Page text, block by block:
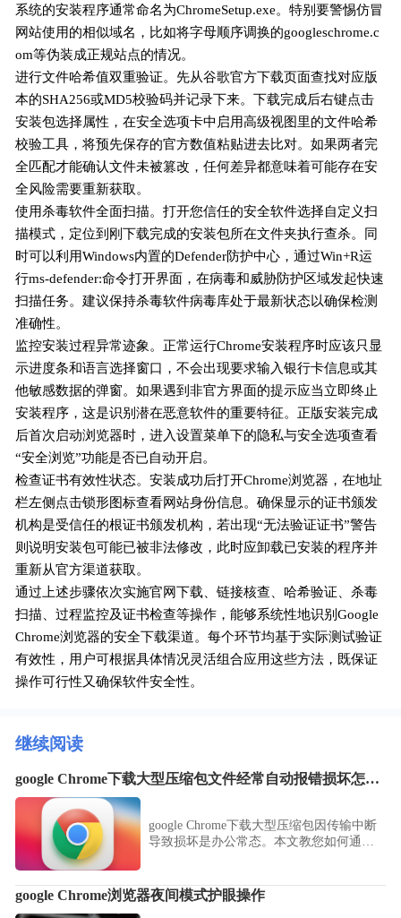
系统的安装程序通常命名为ChromeSetup.exe。特别要警惕仿冒
网站使用的相似域名，比如将字母顺序调换的googleschrome.c
om等伪装成正规站点的情况。
进行文件哈希值双重验证。先从谷歌官方下载页面查找对应版
本的SHA256或MD5校验码并记录下来。下载完成后右键点击
安装包选择属性，在安全选项卡中启用高级视图里的文件哈希
校验工具，将预先保存的官方数值粘贴进去比对。如果两者完
全匹配才能确认文件未被篡改，任何差异都意味着可能存在安
全风险需要重新获取。
使用杀毒软件全面扫描。打开您信任的安全软件选择自定义扫
描模式，定位到刚下载完成的安装包所在文件夹执行查杀。同
时可以利用Windows内置的Defender防护中心，通过Win+R运
行ms-defender:命令打开界面，在病毒和威胁防护区域发起快速
扫描任务。建议保持杀毒软件病毒库处于最新状态以确保检测
准确性。
监控安装过程异常迹象。正常运行Chrome安装程序时应该只显
示进度条和语言选择窗口，不会出现要求输入银行卡信息或其
他敏感数据的弹窗。如果遇到非官方界面的提示应当立即终止
安装程序，这是识别潜在恶意软件的重要特征。正版安装完成
后首次启动浏览器时，进入设置菜单下的隐私与安全选项查看
“安全浏览”功能是否已自动开启。
检查证书有效性状态。安装成功后打开Chrome浏览器，在地址
栏左侧点击锁形图标查看网站身份信息。确保显示的证书颁发
机构是受信任的根证书颁发机构，若出现“无法验证证书”警告
则说明安装包可能已被非法修改，此时应卸载已安装的程序并
重新从官方渠道获取。
通过上述步骤依次实施官网下载、链接核查、哈希验证、杀毒
扫描、过程监控及证书检查等操作，能够系统性地识别Google
Chrome浏览器的安全下载渠道。每个环节均基于实际测试验证
有效性，用户可根据具体情况灵活组合应用这些方法，既保证
操作可行性又确保软件安全性。
继续阅读
google Chrome下载大型压缩包文件经常自动报错损坏怎么办
google Chrome下载大型压缩包因传输中断
导致损坏是办公常态。本文教您如何通过
包的重组与完整性恢复。
google Chrome浏览器夜间模式护眼操作